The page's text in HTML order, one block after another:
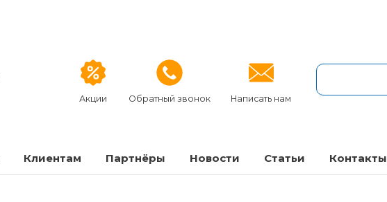
Акции Обратный звонок Написать нам
Клиентам Партнёры Новости Статьи Контакты